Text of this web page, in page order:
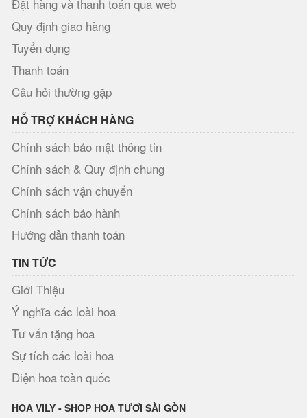
Đặt hàng và thanh toán qua web
Quy định giao hàng
Tuyển dụng
Thanh toán
Câu hỏi thường gặp
HỖ TRỢ KHÁCH HÀNG
Chính sách bảo mật thông tin
Chính sách & Quy định chung
Chính sách vận chuyển
Chính sách bảo hành
Hướng dẫn thanh toán
TIN TỨC
Giới Thiệu
Ý nghĩa các loài hoa
Tư vấn tặng hoa
Sự tích các loài hoa
Điện hoa toàn quốc
HOA VILY - SHOP HOA TƯƠI SÀI GÒN